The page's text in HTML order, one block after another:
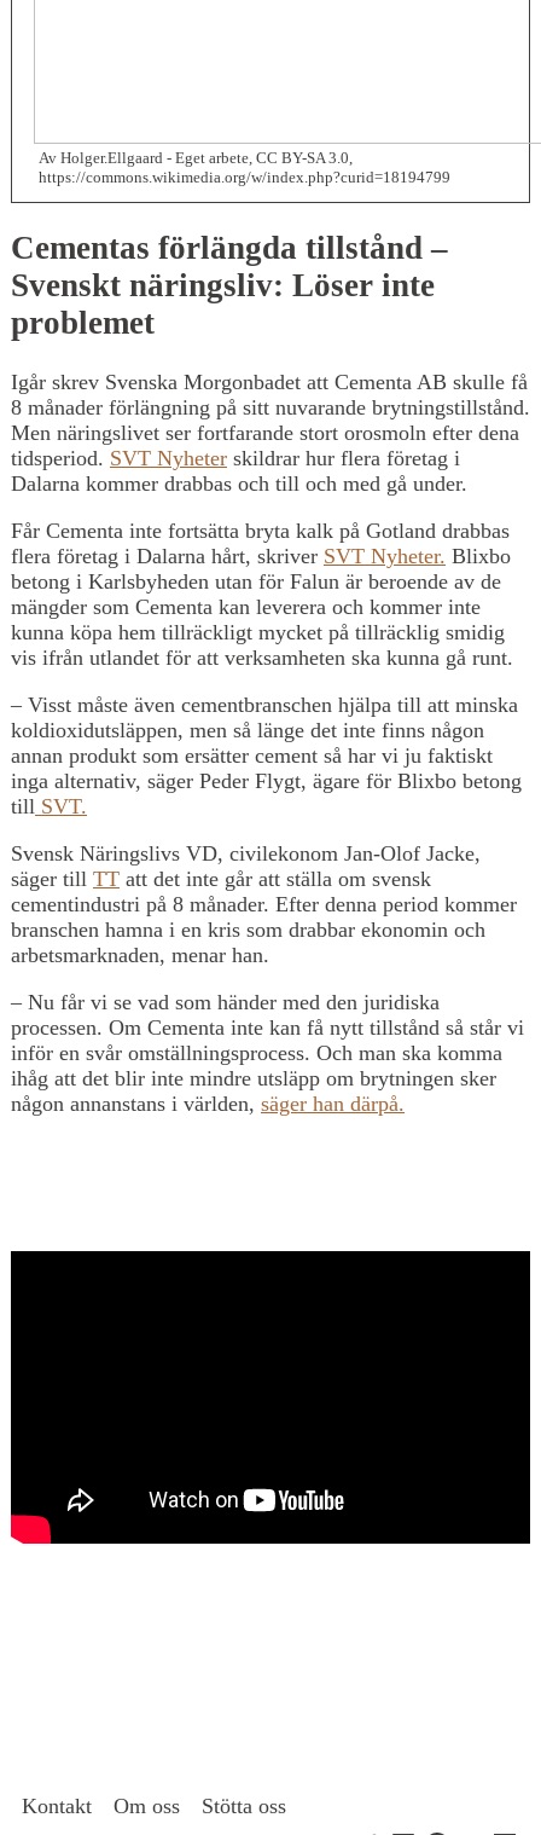
Av Holger.Ellgaard - Eget arbete, CC BY-SA 3.0,
https://commons.wikimedia.org/w/index.php?curid=18194799
Cementas förlängda tillstånd –
Svenskt näringsliv: Löser inte
problemet
Igår skrev Svenska Morgonbadet att Cementa AB skulle få
8 månader förlängning på sitt nuvarande brytningstillstånd.
Men näringslivet ser fortfarande stort orosmoln efter dena
tidsperiod. SVT Nyheter skildrar hur flera företag i
Dalarna kommer drabbas och till och med gå under.
Får Cementa inte fortsätta bryta kalk på Gotland drabbas
flera företag i Dalarna hårt, skriver SVT Nyheter. Blixbo
betong i Karlsbyheden utan för Falun är beroende av de
mängder som Cementa kan leverera och kommer inte
kunna köpa hem tillräckligt mycket på tillräcklig smidig
vis ifrån utlandet för att verksamheten ska kunna gå runt.
– Visst måste även cementbranschen hjälpa till att minska
koldioxidutsläppen, men så länge det inte finns någon
annan produkt som ersätter cement så har vi ju faktiskt
inga alternativ, säger Peder Flygt, ägare för Blixbo betong
till SVT.
Svensk Näringslivs VD, civilekonom Jan-Olof Jacke,
säger till TT att det inte går att ställa om svensk
cementindustri på 8 månader. Efter denna period kommer
branschen hamna i en kris som drabbar ekonomin och
arbetsmarknaden, menar han.
– Nu får vi se vad som händer med den juridiska
processen. Om Cementa inte kan få nytt tillstånd så står vi
inför en svår omställningsprocess. Och man ska komma
ihåg att det blir inte mindre utsläpp om brytningen sker
någon annanstans i världen, säger han därpå.
Kontakt Om oss
Stötta oss